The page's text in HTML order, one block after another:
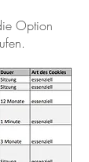
Option